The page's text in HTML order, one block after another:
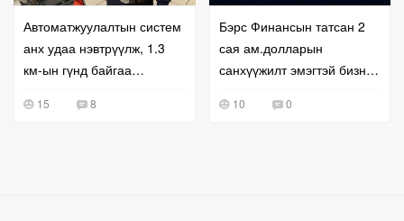
Автоматжуулалтын систем
анх удаа нэвтрүүлж, 1.3
км-ын гүнд байгаа
жолоодож байна
15 8
Бэрс Финансын татсан 2
сая ам.долларын
санхүүжилт эмэгтэй бизнес
10 0